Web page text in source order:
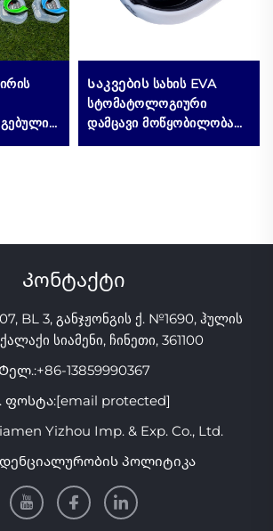
Საკვების სახის EVA
სტომატოლოგიური
დამცავი მოწყობილობა
Კონტაქტი
BL 3, განჯჟონგის ქ. №1690, ჰულის
სიამენი, ჩინეთი, 361100
Ტელ.:+86-13859990367
ფოსტა:[email protected]
Yizhou Imp. & Exp. Co., Ltd.
პოლიტიკა